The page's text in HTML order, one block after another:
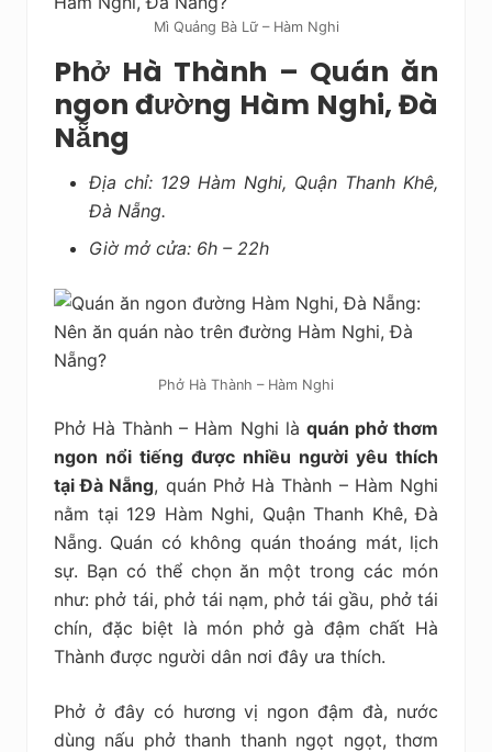
Mì Quảng Bà Lữ – Hàm Nghi
Phở Hà Thành – Quán ăn
ngon đường Hàm Nghi, Đà
Nẵng
Địa chỉ: 129 Hàm Nghi, Quận Thanh Khê,
Đà Nẵng.
Giờ mở cửa: 6h – 22h
Phở Hà Thành – Hàm Nghi
Phở Hà Thành – Hàm Nghi là quán phở thơm
ngon nổi tiếng được nhiều người yêu thích
tại Đà Nẵng, quán Phở Hà Thành – Hàm Nghi
nằm tại 129 Hàm Nghi, Quận Thanh Khê, Đà
Nẵng. Quán có không quán thoáng mát, lịch
sự. Bạn có thể chọn ăn một trong các món
như: phở tái, phở tái nạm, phở tái gầu, phở tái
chín, đặc biệt là món phở gà đậm chất Hà
Thành được người dân nơi đây ưa thích.
Phở ở đây có hương vị ngon đậm đà, nước
dùng nấu phở thanh thanh ngọt ngọt, thơm